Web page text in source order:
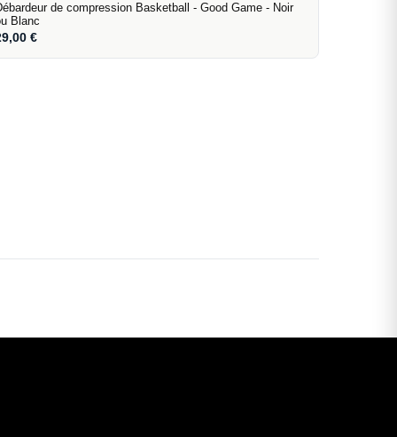
de compression Basketball - Good Game - Noir
Blanc
€